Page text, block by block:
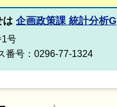
は 企画政策課 統計分析G
号
号：0296-77-1324